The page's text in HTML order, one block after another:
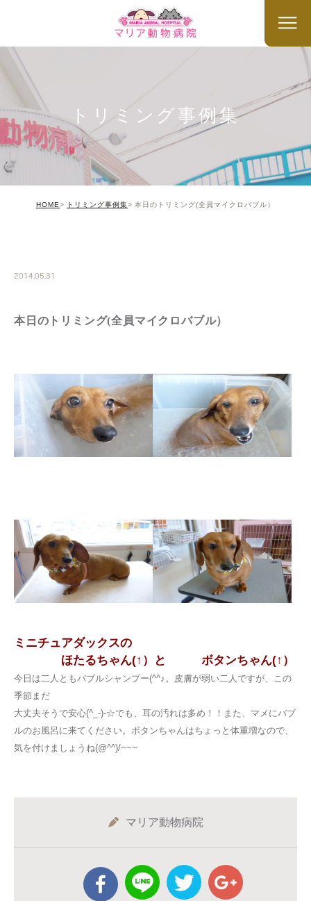
トリミング事例集
HOME トリミング事例集 本日のトリミング(全員マイクロバブル）
2014.05.31
本日のトリミング(全員マイクロバブル）
ミニチュアダックスの
ほたるちゃん(↑）と ボタンちゃん(↑）
今日は二人ともバブルシャンプー(^^♪。皮膚が弱い二人ですが、この
季節まだ
大丈夫そうで安心(^_-)-☆でも、耳の汚れは多め！！また、マメにバブ
ルのお風呂に来てください。ボタンちゃんはちょっと体重増なので、
気を付けましょうね(@^^)/~~~
マリア動物病院